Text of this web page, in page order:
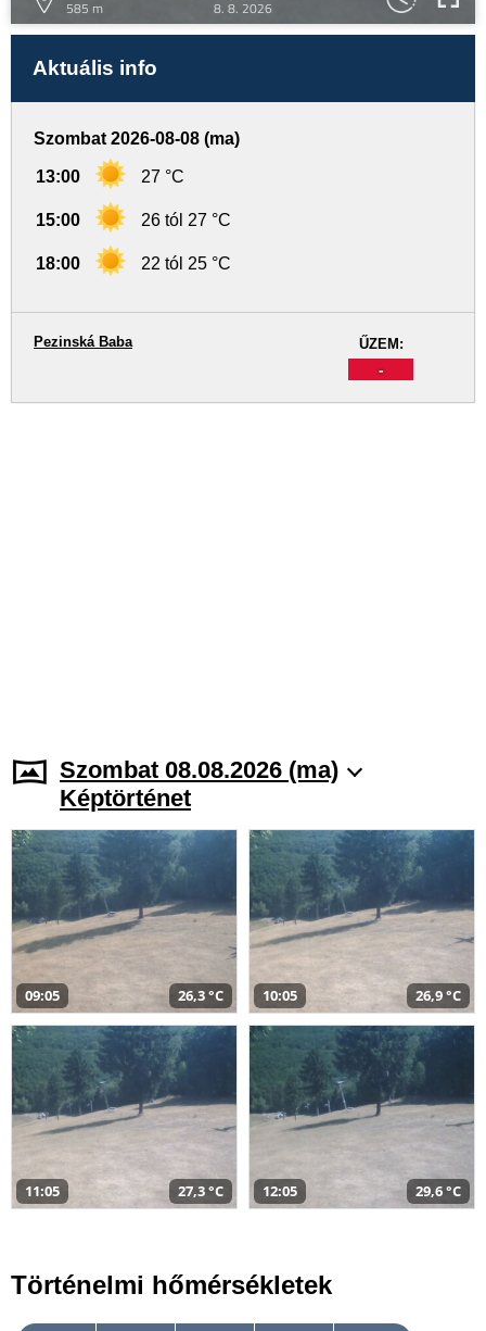
585 m
8. 8. 2026
Aktuális info
Szombat 2026-08-08 (ma)
13:00 27 °C
15:00 26 tól 27 °C
18:00 22 tól 25 °C
ŰZEM:
-
Pezinská Baba
Szombat 08.08.2026 (ma)
Képtörténet
09:05 26,3 °C 10:05 26,9 °C
11:05 27,3 °C 12:05 29,6 °C
Történelmi hőmérsékletek